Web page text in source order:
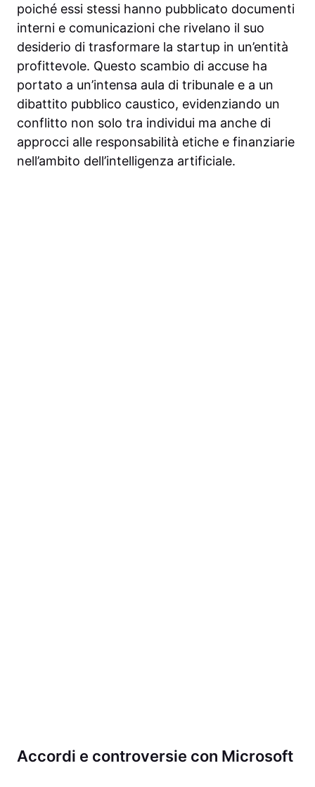
poiché essi stessi hanno pubblicato documenti
interni e comunicazioni che rivelano il suo
desiderio di trasformare la startup in un’entità
profittevole. Questo scambio di accuse ha
portato a un’intensa aula di tribunale e a un
dibattito pubblico caustico, evidenziando un
conflitto non solo tra individui ma anche di
approcci alle responsabilità etiche e finanziarie
nell’ambito dell’intelligenza artificiale.
Accordi e controversie con Microsoft